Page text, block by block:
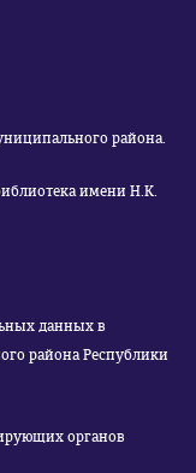
района.
имени Н.К.
данных в
района Республики
органов